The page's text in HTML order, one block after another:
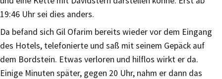
19:46 Uhr sei dies anders.
Da befand sich Gil Ofarim bereits wieder vor dem Eingang
des Hotels, telefonierte und saß mit seinem Gepäck auf
dem Bordstein. Etwas verloren und hilflos wirkt er da.
Einige Minuten später, gegen 20 Uhr, nahm er dann das